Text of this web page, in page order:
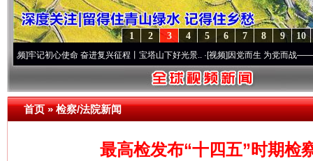
10
9
8
7
6
5
4
3
2
1
心使命 奋进复兴征程丨宝塔山下好光景..·[视频]因党而生 为党而战——百年“纪”
首页»检察/法院新闻
最高检发布“十四五”时期检